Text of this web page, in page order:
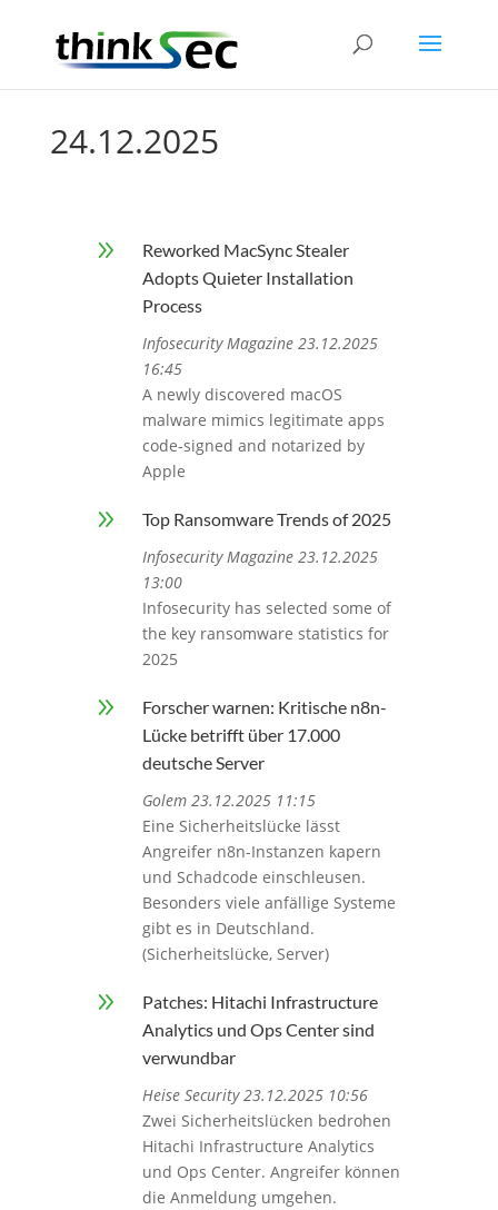
24.12.2025
9
Reworked MacSync Stealer
Adopts Quieter Installation
Process
Infosecurity Magazine 23.12.2025
16:45
A newly discovered macOS
malware mimics legitimate apps
code-signed and notarized by
Apple
9
Top Ransomware Trends of 2025
Infosecurity Magazine 23.12.2025
13:00
Infosecurity has selected some of
the key ransomware statistics for
2025
9
Forscher warnen: Kritische n8n-
Lücke betrifft über 17.000
deutsche Server
Golem 23.12.2025 11:15
Eine Sicherheitslücke lässt
Angreifer n8n-Instanzen kapern
und Schadcode einschleusen.
Besonders viele anfällige Systeme
gibt es in Deutschland.
(Sicherheitslücke, Server)
9
Patches: Hitachi Infrastructure
Analytics und Ops Center sind
verwundbar
Heise Security 23.12.2025 10:56
Zwei Sicherheitslücken bedrohen
Hitachi Infrastructure Analytics
und Ops Center. Angreifer können
die Anmeldung umgehen.